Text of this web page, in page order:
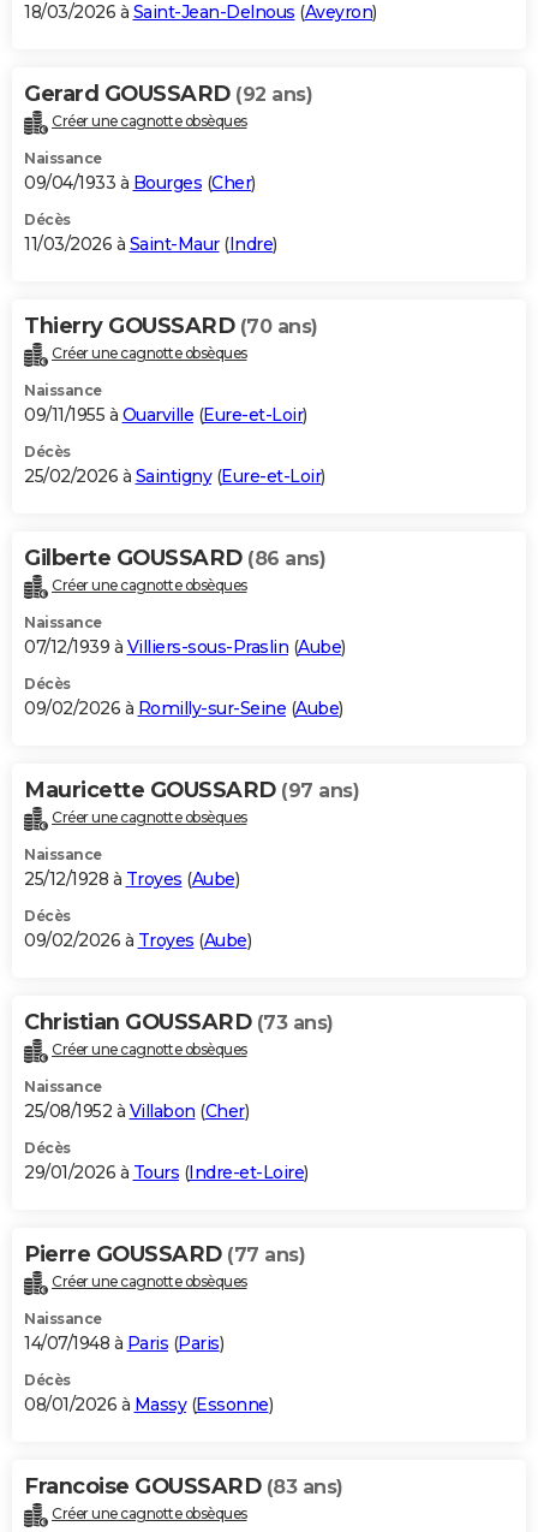
18/03/2026 à Saint-Jean-Delnous (Aveyron)
Gerard GOUSSARD (92 ans)
Créer une cagnotte obsèques
Naissance
09/04/1933 à Bourges (Cher)
Décès
11/03/2026 à Saint-Maur(Indre)
Thierry GOUSSARD (70 ans)
Créer une cagnotte obsèques
Naissance
09/11/1955 à Ouarville (Eure-et-Loir)
Décès
25/02/2026 à Saintigny(Eure-et-Loir)
Gilberte GOUSSARD (86 ans)
Créer une cagnotte obsèques
Naissance
07/12/1939 à Villiers-sous-Praslin (Aube)
Décès
09/02/2026 à Romilly-sur-Seine (Aube)
Mauricette GOUSSARD (97 ans)
Créer une cagnotte obsèques
Naissance
25/12/1928 à Troyes (Aube)
Décès
09/02/2026 à Troyes (Aube)
Christian GOUSSARD (73 ans)
Créer une cagnotte obsèques
Naissance
25/08/1952 à Villabon (Cher)
Décès
29/01/2026 à Tours (Indre-et-Loire)
Pierre GOUSSARD (77 ans)
Créer une cagnotte obsèques
Naissance
14/07/1948 à Paris (Paris)
Décès
08/01/2026 à Massy(Essonne)
Francoise GOUSSARD (83 ans)
Créer une cagnotte obsèques